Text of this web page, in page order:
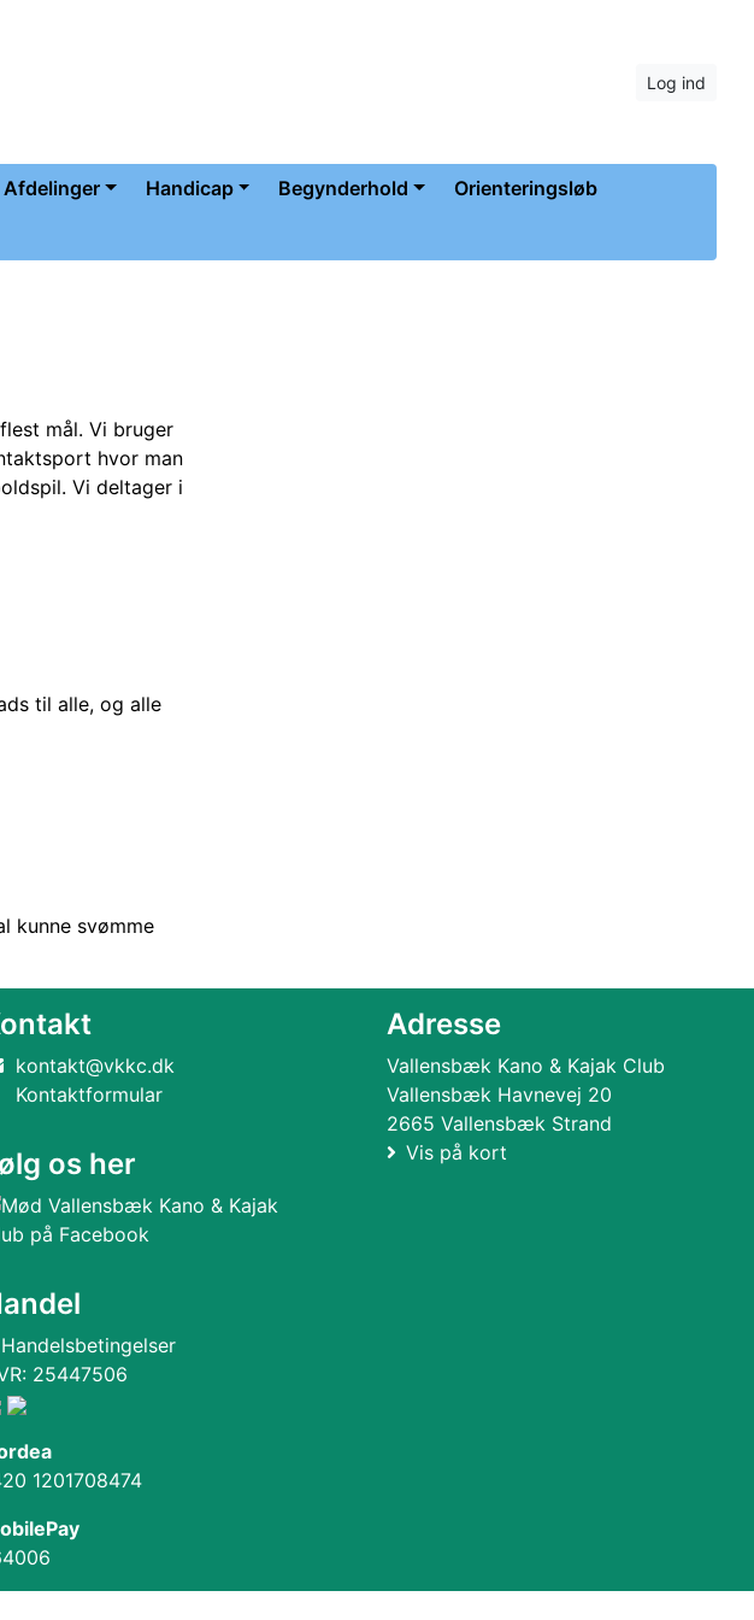
Log ind
Afdelinger Handicap Begynderhold
Orienteringsløb
mål. Vi bruger
hvor man
Vi deltager i
til alle, og alle
kunne svømme
kontakt@vkkc.dk
Kontaktformular
os her
Handelsbetingelser
25447506
1201708474
Adresse
Vallensbæk Kano & Kajak Club
Vallensbæk Havnevej 20
2665 Vallensbæk Strand
Vis på kort